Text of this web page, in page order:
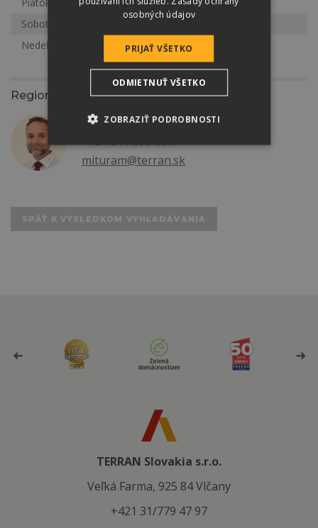
Sobota
Zatvorené
Nedeľa
Zatvorené
Regionálny zástupca
Bc. Marcel Mitura
+421 911 899 090
mituram@terran.sk
SPÄŤ K VÝSLEDKOM VYHĽADÁVANIA
TERRAN Slovakia s.r.o.
Veľká Farma, 925 84 Vlčany
+421 31/779 47 97
osobných údajov
PRIJAŤ VŠETKO
ODMIETNUŤ VŠETKO
ZOBRAZIŤ PODROBNOSTI